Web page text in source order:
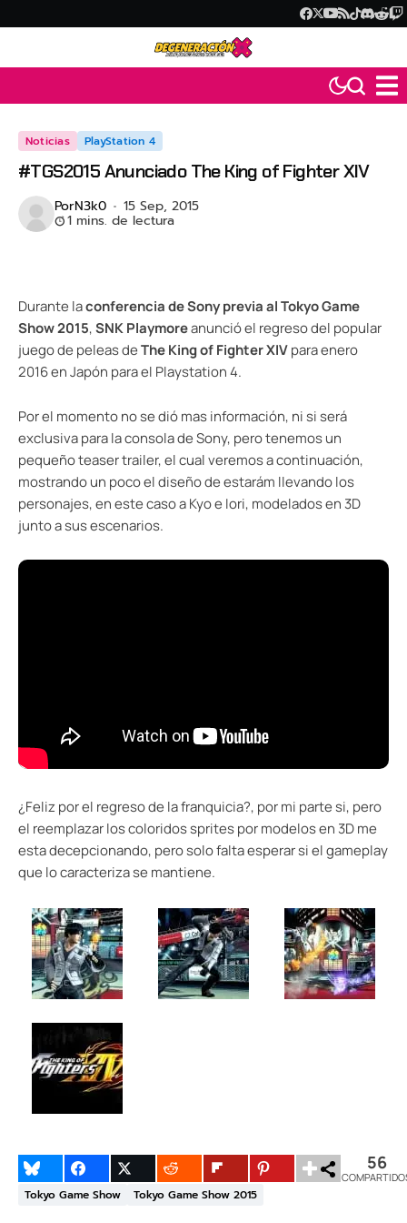
Noticias PlayStation 4
#TGS2015 Anunciado The King of Fighter XIV
PorN3k0 15 Sep, 2015
1 mins. de lectura
Durante laconferencia de Sony previa al Tokyo Game
Show 2015,SNK Playmoreanunció el regreso del popular
juego de peleas deThe King of Fighter XIVpara enero
2016 en Japón para el Playstation 4.
Por el momento no se dió mas información, ni si será
exclusiva para la consola de Sony, pero tenemos un
pequeño teaser trailer, el cual veremos a continuación,
mostrando un poco el diseño de estarám llevando los
personajes, en este caso a Kyo e Iori, modelados en 3D
junto a sus escenarios.
¿Feliz por el regreso de la franquicia?, por mi parte si, pero
el reemplazar los coloridos sprites por modelos en 3D me
esta decepcionando, pero solo falta esperar si el gameplay
que lo caracteriza se mantiene.
56
Tokyo Game Show Tokyo Game Show 2015